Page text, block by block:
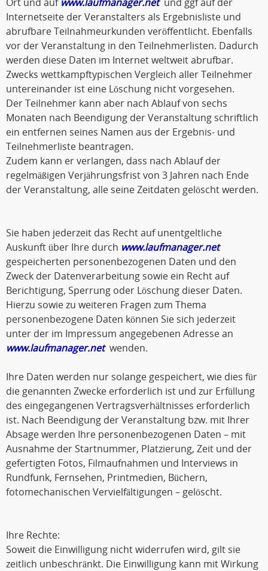
Internetseite der Veranstalters als Ergebnisliste und
abrufbare Teilnahmeurkunden veröffentlicht. Ebenfalls
vor der Veranstaltung in den Teilnehmerlisten. Dadurch
werden diese Daten im Internet weltweit abrufbar.
Zwecks wettkampftypischen Vergleich aller Teilnehmer
untereinander ist eine Löschung nicht vorgesehen.
Der Teilnehmer kann aber nach Ablauf von sechs
Monaten nach Beendigung der Veranstaltung schriftlich
ein entfernen seines Namen aus der Ergebnis- und
Teilnehmerliste beantragen.
Zudem kann er verlangen, dass nach Ablauf der
regelmäßigen Verjährungsfrist von 3 Jahren nach Ende
der Veranstaltung, alle seine Zeitdaten gelöscht werden.
Sie haben jederzeit das Recht auf unentgeltliche
Auskunft über Ihre durch www.laufmanager.net
gespeicherten personenbezogenen Daten und den
Zweck der Datenverarbeitung sowie ein Recht auf
Berichtigung, Sperrung oder Löschung dieser Daten.
Hierzu sowie zu weiteren Fragen zum Thema
personenbezogene Daten können Sie sich jederzeit
unter der im Impressum angegebenen Adresse an
www.laufmanager.netwenden.
Ihre Daten werden nur solange gespeichert, wie dies für
die genannten Zwecke erforderlich ist und zur Erfüllung
des eingegangenen Vertragsverhältnisses erforderlich
ist. Nach Beendigung der Veranstaltung bzw. mit Ihrer
Absage werden Ihre personenbezogenen Daten – mit
Ausnahme der Startnummer, Platzierung, Zeit und der
gefertigten Fotos, Filmaufnahmen und Interviews in
Rundfunk, Fernsehen, Printmedien, Büchern,
fotomechanischen Vervielfältigungen – gelöscht.
Ihre Rechte:
Soweit die Einwilligung nicht widerrufen wird, gilt sie
zeitlich unbeschränkt. Die Einwilligung kann mit Wirkung